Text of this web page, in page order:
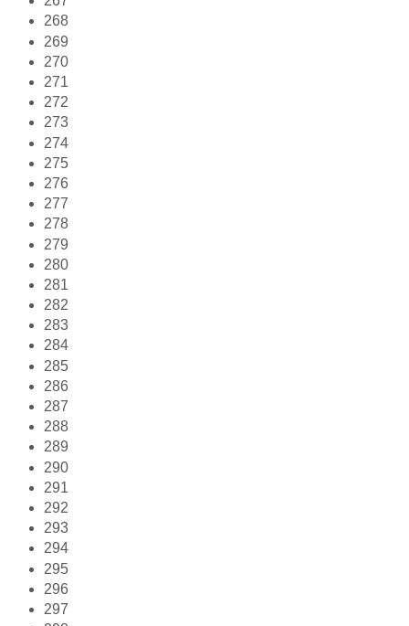
268
269
270
271
272
273
274
275
276
277
278
279
280
281
282
283
284
285
286
287
288
289
290
291
292
293
294
295
296
297